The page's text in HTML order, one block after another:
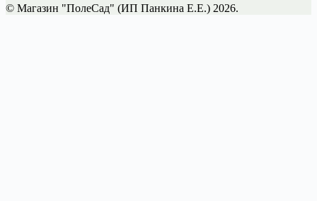
© Магазин "ПолеСад" (ИП Панкина Е.Е.) 2026.